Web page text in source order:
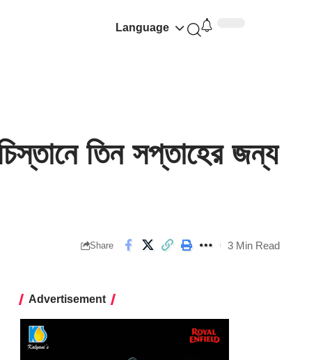
Language
তিন সপ্তাহের জন্য
Share 3 Min Read
Advertisement